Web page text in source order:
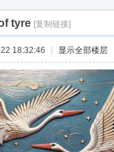
tyre [复制链接]
18:32:46 显示全部楼层